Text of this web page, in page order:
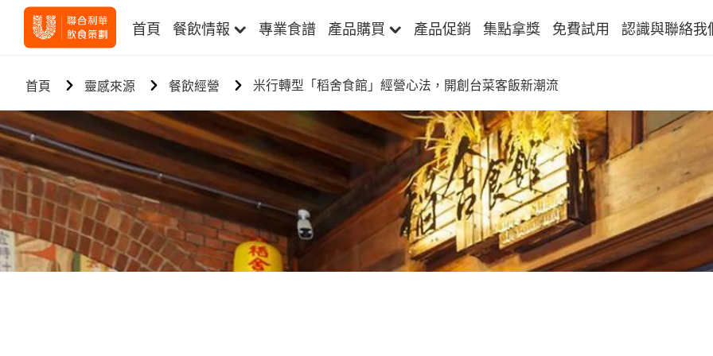
首頁 餐飲情報 專業食譜 產品購買 產品促銷 集點拿獎 免費試用 認識與聯絡我
首頁 靈感來源 餐飲經營 米行轉型「稻舍食館」經營心法，開創台菜客飯新潮流